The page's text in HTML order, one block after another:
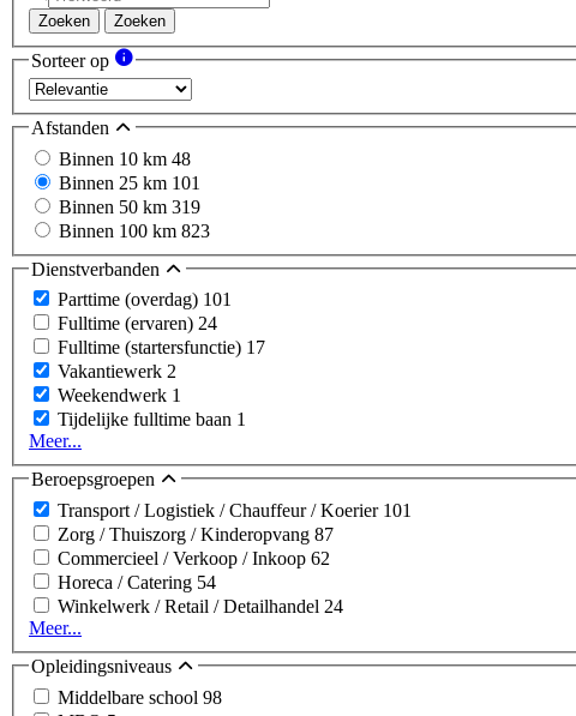
Zoeken Zoeken
Sorteer op
Afstanden
Binnen 10 km 48
Binnen 25 km 101
Binnen 50 km 319
Binnen 100 km 823
Dienstverbanden
Parttime (overdag) 101
Fulltime (ervaren) 24
Fulltime (startersfunctie) 17
Vakantiewerk 2
Weekendwerk 1
Tijdelijke fulltime baan 1
Meer...
Beroepsgroepen
Transport / Logistiek / Chauffeur / Koerier 101
Zorg / Thuiszorg / Kinderopvang 87
Commercieel / Verkoop / Inkoop 62
Horeca / Catering 54
Winkelwerk / Retail / Detailhandel 24
Meer...
Opleidingsniveaus
Middelbare school 98